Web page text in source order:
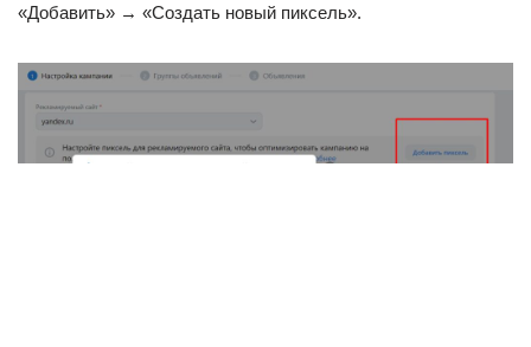
«Добавить» → «Создать новый пиксель».